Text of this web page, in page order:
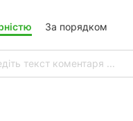
За порядком